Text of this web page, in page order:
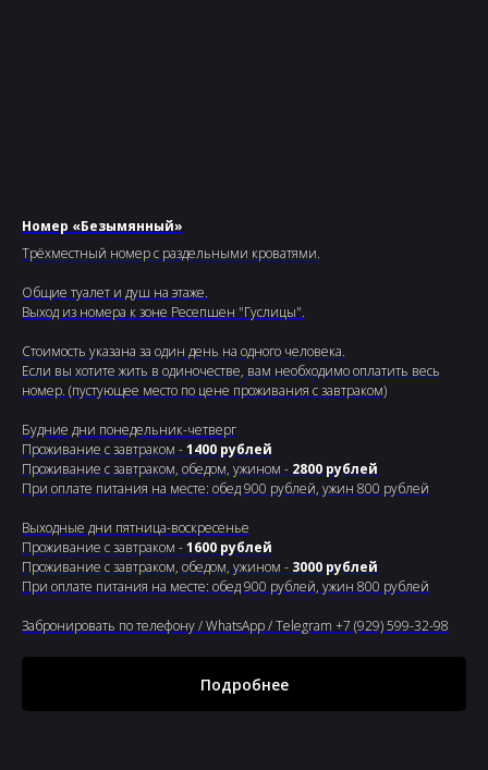
Номер «Безымянный»
Трёхместный номер с раздельными кроватями.
Общие туалет и душ на этаже.
Выход из номера к зоне Ресепшен "Гуслицы".
Стоимость указана за один день на одного человека.
Если вы хотите жить в одиночестве, вам необходимо оплатить весь
номер. (пустующее место по цене проживания с завтраком)
Будние дни понедельник-четверг
Проживание с завтраком -1400 рублей
Проживание с завтраком, обедом, ужином - 2800 рублей
При оплате питания на месте: обед 900 рублей, ужин 800 рублей
Выходные дни пятница-воскресенье
Проживание с завтраком -1600 рублей
Проживание с завтраком, обедом, ужином - 3000 рублей
При оплате питания на месте: обед 900 рублей, ужин 800 рублей
Забронировать по телефону / WhatsApp / Telegram +7 (929) 599-32-98
Подробнее